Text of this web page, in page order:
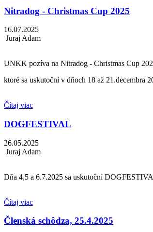
Nitradog - Christmas Cup 2025
16.07.2025
Juraj Adam
UNKK pozíva na Nitradog - Christmas Cup
ktoré sa uskutoční v dňoch 18 až 21.decembra
Čítaj viac
DOGFESTIVAL
26.05.2025
Juraj Adam
Dňa 4,5 a 6.7.2025 sa uskutoční
Čítaj viac
Členská schôdza, 25.4.2025